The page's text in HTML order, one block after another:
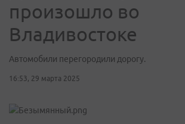
произошло во
Владивостоке
Автомобили перегородили дорогу.
16:53, 29 марта 2025